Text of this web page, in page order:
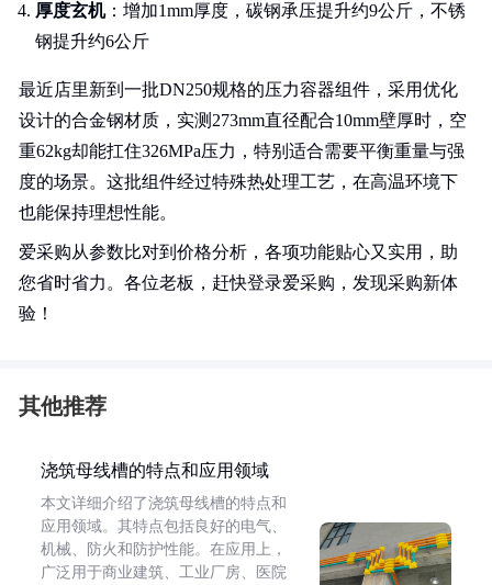
厚度玄机：增加1mm厚度，碳钢承压提升约9公斤，不锈
钢提升约6公斤
最近店里新到一批DN250规格的压力容器组件，采用优化
设计的合金钢材质，实测273mm直径配合10mm壁厚时，空
重62kg却能扛住326MPa压力，特别适合需要平衡重量与强
度的场景。这批组件经过特殊热处理工艺，在高温环境下
也能保持理想性能。
爱采购从参数比对到价格分析，各项功能贴心又实用，助
您省时省力。各位老板，赶快登录爱采购，发现采购新体
验！
其他推荐
浇筑母线槽的特点和应用领域
本文详细介绍了浇筑母线槽的特点和
应用领域。其特点包括良好的电气、
机械、防火和防护性能。在应用上，
广泛用于商业建筑、工业厂房、医院